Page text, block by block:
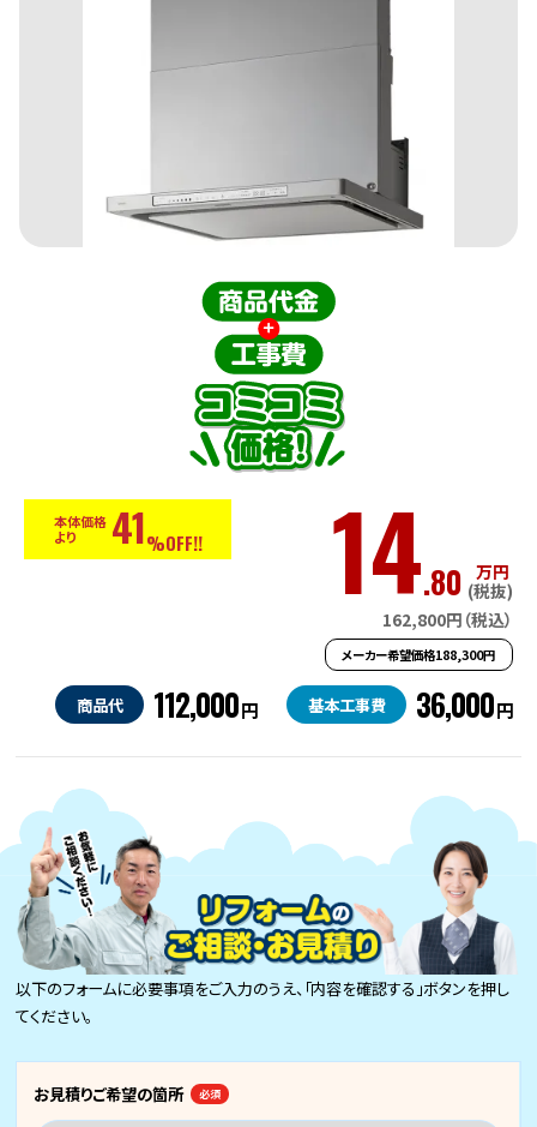
本体価格
より
41%OFF!! 14.80 万円
(税抜)
162,800円（税込）
メーカー希望価格188,300円
商品代 112,000円 基本工事費 36,000円
以下のフォームに必要事項をご入力のうえ、「内容を確認する」ボタンを押し
てください。
お見積りご希望の箇所 必須